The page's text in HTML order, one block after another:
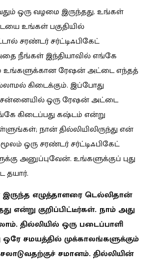
ஒரு வழமை இருந்தது. உங்கள்
உங்கள் பகுதியில்
சரண்டர் சர்ட்டிஃபிகேட்
நீங்கள் இந்தியாவில் எங்கே
உங்களுக்கான ரேஷன் அட்டை எந்தத்
கிடைக்கும். இப்போது
ஒரு ரேஷன் அட்டை
கிடைப்பது கஷ்டம் என்று
நான் தில்லியிலிருந்து என்
ஒரு சரண்டர் சர்ட்டிஃபிகேட்
அனுப்புவேன். உங்களுக்குப் புது
எழுத்தாளரை டெல்லிதான்
என்று குறிப்பிட்டீர்கள். நாம் அது
தில்லியில் ஒரு படைப்பாளி
சமயத்தில் முக்காலங்களுக்கும்
சமானம். தில்லியின்